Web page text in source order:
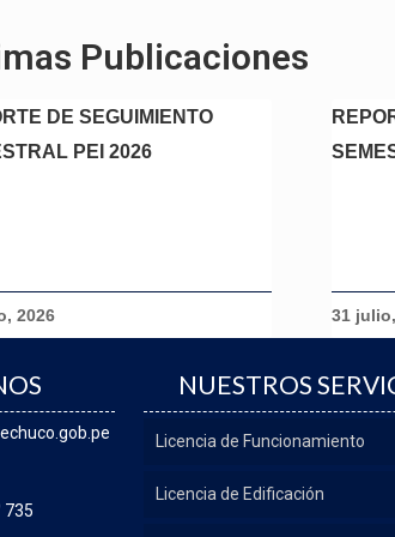
Publicaciones
DE SEGUIMIENTO
PEI 2026
2026 31
735
NUESTROS
Licencia de Funcionamiento
Licencia de Edificación